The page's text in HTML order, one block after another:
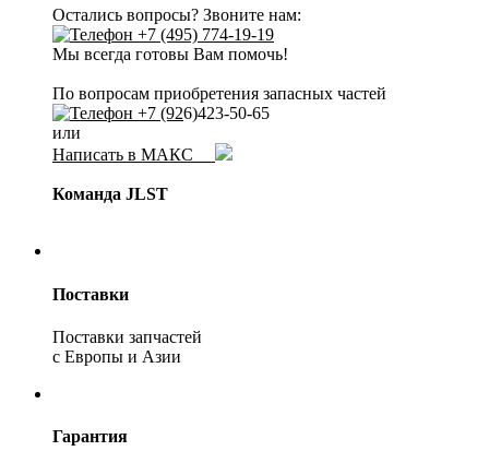
Остались вопросы? Звоните нам:
+7 (495) 774-19-19
Мы всегда готовы Вам помочь!
По вопросам приобретения запасных частей
+7 (926)423-50-65
или
Написать в МАКС
Команда JLST
Поставки
Поставки запчастей
с Европы и Азии
Гарантия